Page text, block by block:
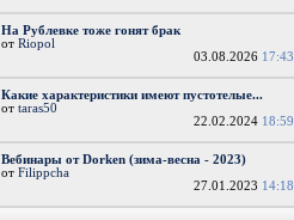
На Рублевке тоже гонят брак
отRiopol
03.08.2026 17:43
Какие характеристики имеют пустотелые...
отtaras50
22.02.2024 18:59
Вебинары от Dorken (зима-весна - 2023)
отFilippcha
27.01.2023 14:18